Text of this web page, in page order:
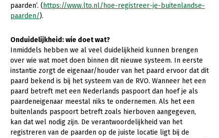
Bestuur en Directie
Vakgroepbestuurders
Jaarverslag 2023
Pers
Contact
paarden’. ( https://www.lto.nl/hoe-registreer-je-buitenlandse-
paarden/).
Onduidelijkheid: wie doet wat?
Inmiddels hebben we al veel duidelijkheid kunnen brengen
over wie wat moet doen binnen dit nieuwe systeem. In eerste
instantie zorgt de eigenaar/houder van het paard ervoor dat dit
paard bekend is bij het systeem van de RVO. Wanneer het een
paard betreft met een Nederlands paspoort dan hoef je als
paardeneigenaar meestal niks te ondernemen. Als het een
buitenlands paspoort betreft zoals hierboven aangegeven,
kan dat wel nodig zijn. De verantwoordelijkheid van het
registreren van de paarden op de juiste locatie ligt bij de